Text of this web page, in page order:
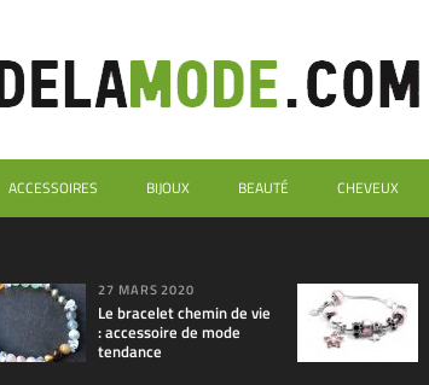
ACCESSOIRES BIJOUX BEAUTÉ CHEVEUX
27 MARS 2020
Le bracelet chemin de vie
: accessoire de mode
tendance